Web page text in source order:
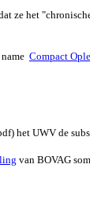
ze het
Compact
het UWV de
van BOVAG